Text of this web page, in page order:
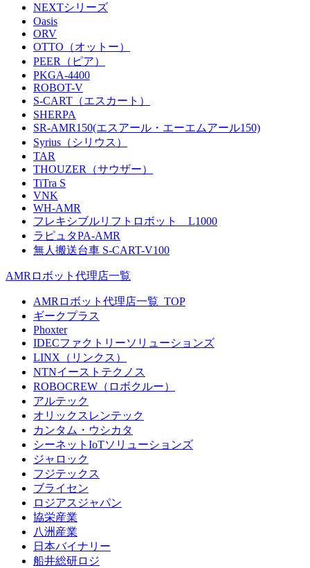
NEXTシリーズ
Oasis
ORV
OTTO（オットー）
PEER（ピア）
PKGA-4400
ROBOT-V
S-CART（エスカート）
SHERPA
SR-AMR150(エスアール・エーエムアール150)
Syrius（シリウス）
TAR
THOUZER（サウザー）
TiTra S
VNK
WH-AMR
フレキシブルリフトロボット L1000
ラピュタPA-AMR
無人搬送台車 S-CART-V100
AMRロボット代理店一覧
AMRロボット代理店一覧_TOP
ギークプラス
Phoxter
IDECファクトリーソリューションズ
LINX（リンクス）
NTNイーストテクノス
ROBOCREW（ロボクルー）
アルテック
オリックスレンテック
カンタム・ウシカタ
シーネットIoTソリューションズ
ジャロック
フジテックス
ブライセン
ロジアスジャパン
協栄産業
八洲産業
日本バイナリー
船井総研ロジ